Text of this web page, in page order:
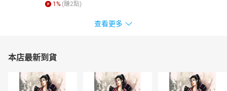
1 % (賺2點)
查看更多
本店最新到貨